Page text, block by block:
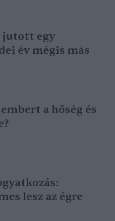
jutott egy
év mégis más
a hőség és
lesz az égre